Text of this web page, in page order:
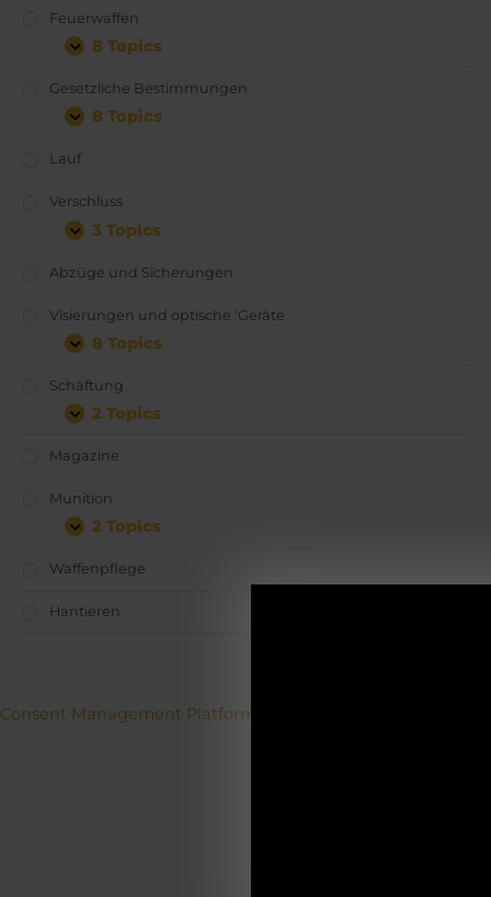
Feuerwaffen
8 Topics
Gesetzliche Bestimmungen
8 Topics
Lauf
Verschluss
3 Topics
Abzüge und Sicherungen
Visierungen und optische ‘Geräte
8 Topics
Schäftung
2 Topics
Magazine
Munition
2 Topics
Waffenpflege
Hantieren
Consent Management Platform von Real Cookie Banner